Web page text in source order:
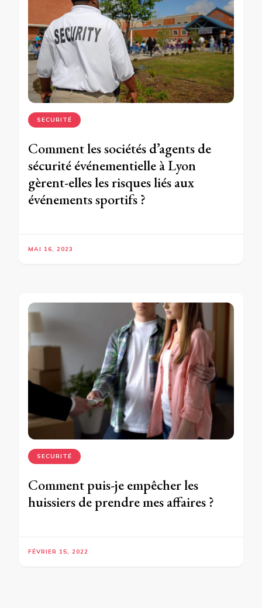
SECURITÉ
Comment les sociétés d’agents de
sécurité événementielle à Lyon
gèrent-elles les risques liés aux
événements sportifs ?
MAI 16, 2023
SECURITÉ
Comment puis-je empêcher les
huissiers de prendre mes affaires ?
FÉVRIER 15, 2022